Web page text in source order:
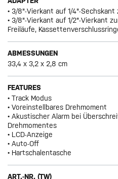
• 3/8"-Vierkant auf 1/4"-
• 3/8"-Vierkant auf 1/2"-Vierkant
Freiläufe,
ABMESSUNGEN
33,4 x 3,2 x 2,8 cm
FEATURES
• Track Modus
• Voreinstellbares Drehmoment
• Akustischer Alarm bei
Drehmomentes
• LCD-Anzeige
• Auto-Off
• Hartschalentasche
ART.-NR. (TW)